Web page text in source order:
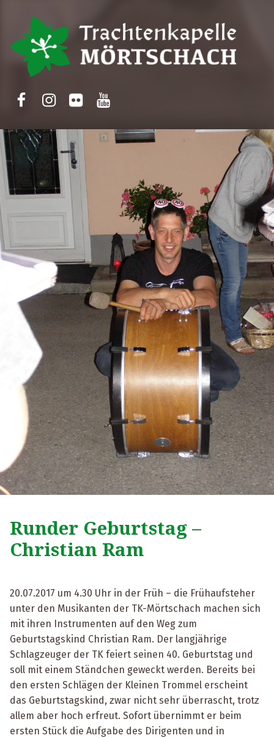
Runder Geburtstag –
Christian Ram
20.07.2017 um 4.30 Uhr in der Früh – die Frühaufsteher
unter den Musikanten der TK-Mörtschach machen sich
mit ihren Instrumenten auf den Weg zum
Geburtstagskind Christian Ram. Der langjährige
Schlagzeuger der TK feiert seinen 40. Geburtstag und
soll mit einem Ständchen geweckt werden. Bereits bei
den ersten Schlägen der Kleinen Trommel erscheint
das Geburtstagskind, zwar nicht sehr überrascht, trotz
allem aber hoch erfreut. Sofort übernimmt er beim
ersten Stück die Aufgabe des Dirigenten und in